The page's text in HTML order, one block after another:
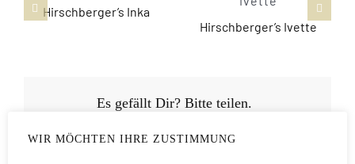
Hirschberger’s Inka
Hirschberger’s Ivette
Es gefällt Dir? Bitte teilen.
WIR MÖCHTEN IHRE ZUSTIMMUNG